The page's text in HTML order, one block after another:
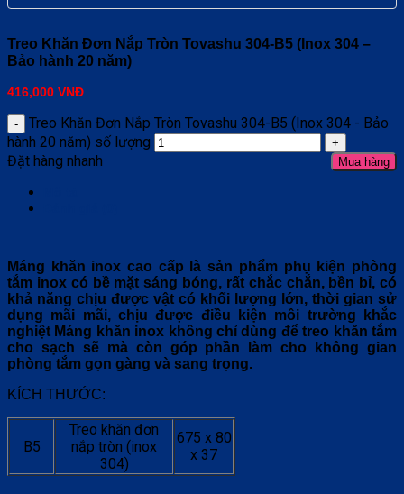
Treo Khăn Đơn Nắp Tròn Tovashu 304-B5 (Inox 304 –
Bảo hành 20 năm)
416,000 VNĐ
Treo Khăn Đơn Nắp Tròn Tovashu 304-B5 (Inox 304 - Bảo
hành 20 năm) số lượng
Mua hàng
Đặt hàng nhanh
Máng khăn inox cao cấp là sản phẩm phụ kiện phòng
tắm inox có bề mặt sáng bóng, rất chắc chắn, bền bỉ, có
khả năng chịu được vật có khối lượng lớn, thời gian sử
dụng mãi mãi, chịu được điều kiện môi trường khắc
nghiệt Máng khăn inox không chỉ dùng để treo khăn tắm
cho sạch sẽ mà còn góp phần làm cho không gian
phòng tắm gọn gàng và sang trọng.
KÍCH THƯỚC:
B5
Treo khăn đơn
nắp tròn (inox
304)
675 x 80
x 37